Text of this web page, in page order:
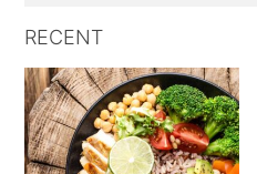
RECENT